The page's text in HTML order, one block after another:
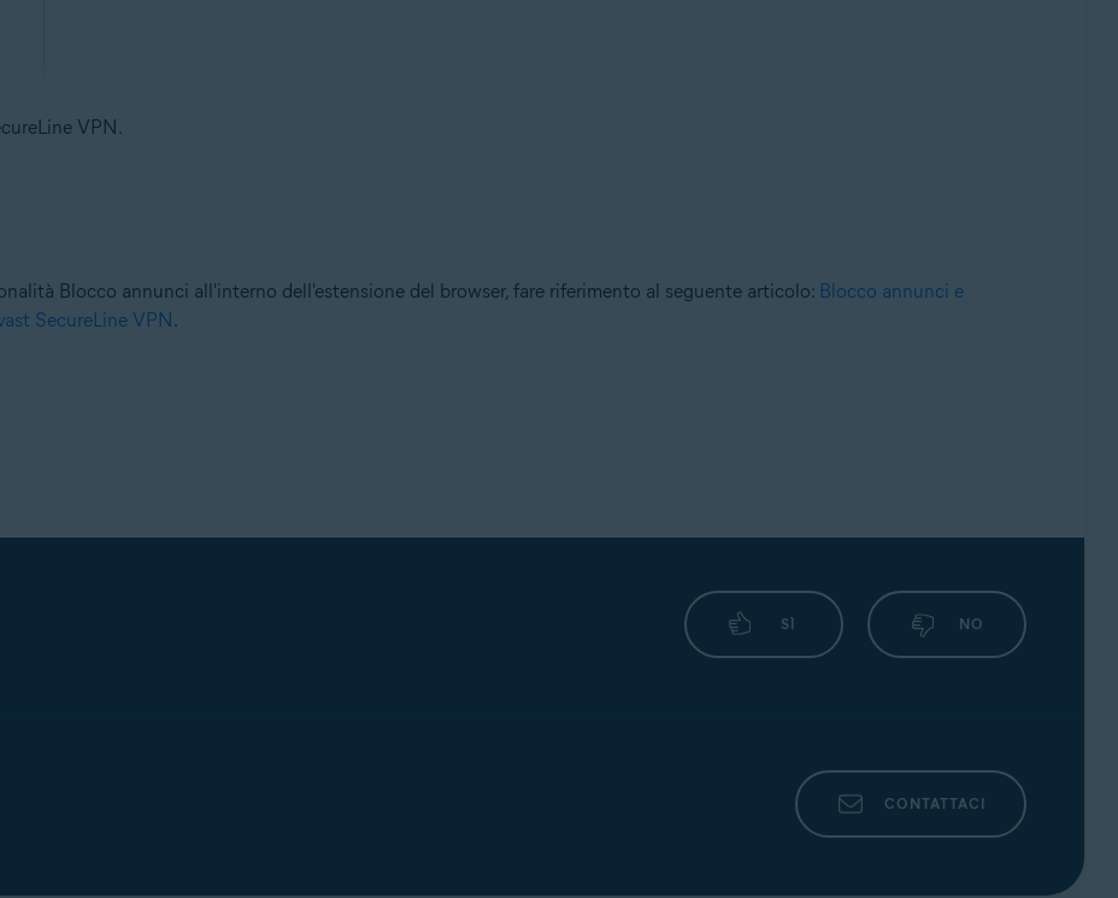
VPN.
Blocco annunci all'interno dell'estensione del browser, fare riferimento al seguente articolo: Blocco annunci e
SecureLine VPN.
SÌ NO
CONTATTACI